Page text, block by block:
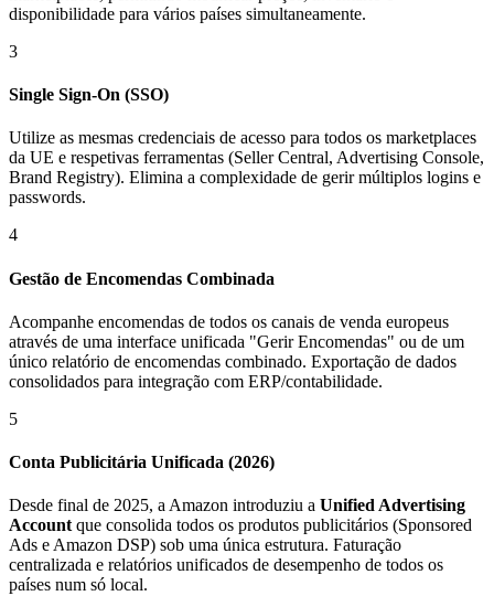
disponibilidade para vários países simultaneamente.
3
Single Sign-On (SSO)
Utilize as mesmas credenciais de acesso para todos os marketplaces
da UE e respetivas ferramentas (Seller Central, Advertising Console,
Brand Registry). Elimina a complexidade de gerir múltiplos logins e
passwords.
4
Gestão de Encomendas Combinada
Acompanhe encomendas de todos os canais de venda europeus
através de uma interface unificada "Gerir Encomendas" ou de um
único relatório de encomendas combinado. Exportação de dados
consolidados para integração com ERP/contabilidade.
5
Conta Publicitária Unificada (2026)
Desde final de 2025, a Amazon introduziu a Unified Advertising
Account que consolida todos os produtos publicitários (Sponsored
Ads e Amazon DSP) sob uma única estrutura. Faturação
centralizada e relatórios unificados de desempenho de todos os
países num só local.